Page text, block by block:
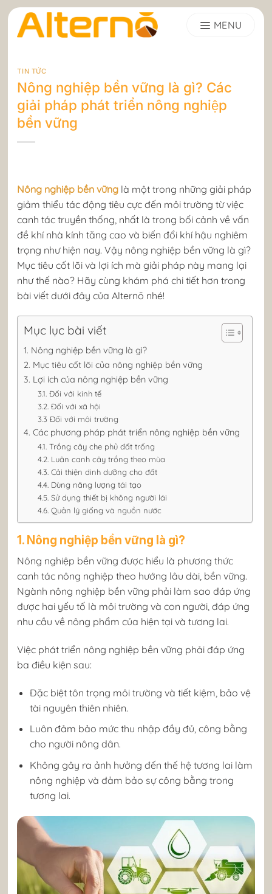
Skip
content
TIN TỨC
Nông nghiệp bền vững là gì? Các
giải pháp phát triển nông nghiệp
bền vững
Nông nghiệp bền vững là một trong những giải pháp
giảm thiểu tác động tiêu cực đến môi trường từ việc
canh tác truyền thống, nhất là trong bối cảnh về vấn
đề khí nhà kính tăng cao và biến đổi khí hậu nghiêm
trọng như hiện nay. Vậy nông nghiệp bền vững là gì?
Mục tiêu cốt lõi và lợi ích mà giải pháp này mang lại
như thế nào? Hãy cùng khám phá chi tiết hơn trong
bài viết dưới đây của Alternō nhé!
Mục lục bài viết
1. Nông nghiệp bền vững là gì?
2. Mục tiêu cốt lõi của nông nghiệp bền vững
3. Lợi ích của nông nghiệp bền vững
3.1. Đối với kinh tế
3.2. Đối với xã hội
3.3 Đối với môi trường
4. Các phương pháp phát triển nông nghiệp bền vững
4.1. Trồng cây che phủ đất trống
4.2. Luân canh cây trồng theo mùa
4.3. Cải thiện dinh dưỡng cho đất
4.4. Dùng năng lượng tái tạo
4.5. Sử dụng thiết bị không người lái
4.6. Quản lý giống và nguồn nước
1. Nông nghiệp bền vững là gì?
Nông nghiệp bền vững được hiểu là phương thức
canh tác nông nghiệp theo hướng lâu dài, bền vững.
Ngành nông nghiệp bền vững phải làm sao đáp ứng
được hai yếu tố là môi trường và con người, đáp ứng
nhu cầu về nông phẩm của hiện tại và tương lai.
Việc phát triển nông nghiệp bền vững phải đáp ứng
ba điều kiện sau:
Đặc biệt tôn trọng môi trường và tiết kiệm, bảo vệ
tài nguyên thiên nhiên.
Luôn đảm bảo mức thu nhập đầy đủ, công bằng
cho người nông dân.
Không gây ra ảnh hưởng đến thế hệ tương lai làm
nông nghiệp và đảm bảo sự công bằng trong
tương lai.